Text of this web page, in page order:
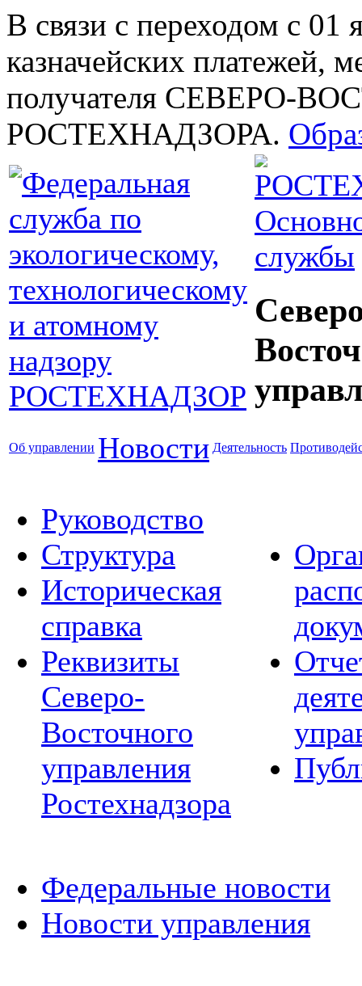
В связи с переходом с 01
казначейских платежей,
получателя СЕВЕРО-
РОСТЕХНАДЗОРА.
службы
Об управлении Новости Деятельность
Руководство
Структура
Историческая
справка
Реквизиты
Северо-
Восточного
управления
Ростехнадзора
Федеральные новости
Новости управления